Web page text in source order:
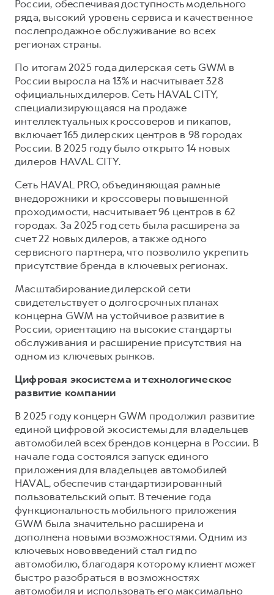
России, обеспечивая доступность модельного
ряда, высокий уровень сервиса и качественное
послепродажное обслуживание во всех
регионах страны.
По итогам 2025 года дилерская сеть GWM в
России выросла на 13% и насчитывает 328
официальных дилеров. Сеть HAVAL CITY,
специализирующаяся на продаже
интеллектуальных кроссоверов и пикапов,
включает 165 дилерских центров в 98 городах
России. В 2025 году было открыто 14 новых
дилеров HAVAL CITY.
Сеть HAVAL PRO, объединяющая рамные
внедорожники и кроссоверы повышенной
проходимости, насчитывает 96 центров в 62
городах. За 2025 год сеть была расширена за
счет 22 новых дилеров, а также одного
сервисного партнера, что позволило укрепить
присутствие бренда в ключевых регионах.
Масштабирование дилерской сети
свидетельствует о долгосрочных планах
концерна GWM на устойчивое развитие в
России, ориентацию на высокие стандарты
обслуживания и расширение присутствия на
одном из ключевых рынков.
Цифровая экосистема и технологическое
развитие компании
В 2025 году концерн GWM продолжил развитие
единой цифровой экосистемы для владельцев
автомобилей всех брендов концерна в России. В
начале года состоялся запуск единого
приложения для владельцев автомобилей
HAVAL, обеспечив стандартизированный
пользовательский опыт. В течение года
функциональность мобильного приложения
GWM была значительно расширена и
дополнена новыми возможностями. Одним из
ключевых нововведений стал гид по
автомобилю, благодаря которому клиент может
быстро разобраться в возможностях
автомобиля и использовать его максимально